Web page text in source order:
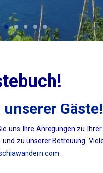
Gäste!
uns Ihre Anregungen zu Ihrer
zu unserer Betreuung.